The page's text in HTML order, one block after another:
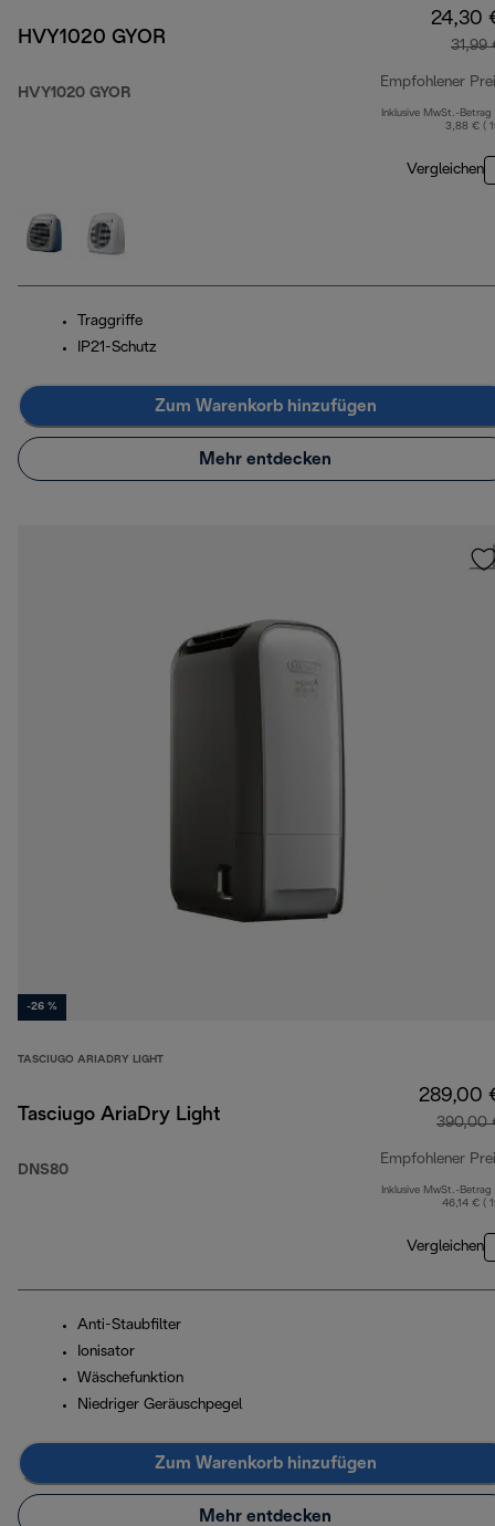
HVY1020 GYOR
HVY1020 GYOR
24,30
31,99
Empfohlener
Inklusive MwSt.-Betrag
3,88 € (
Vergleichen
Traggriffe
IP21-Schutz
Zum Warenkorb hinzufügen
Mehr entdecken
-26 %
TASCIUGO ARIADRY LIGHT
Tasciugo AriaDry Light
DNS80
289,00
390,00
Empfohlener
Inklusive MwSt.-Betrag
46,14 € (
Vergleichen
Anti-Staubfilter
Ionisator
Wäschefunktion
Niedriger Geräuschpegel
Zum Warenkorb hinzufügen
Mehr entdecken